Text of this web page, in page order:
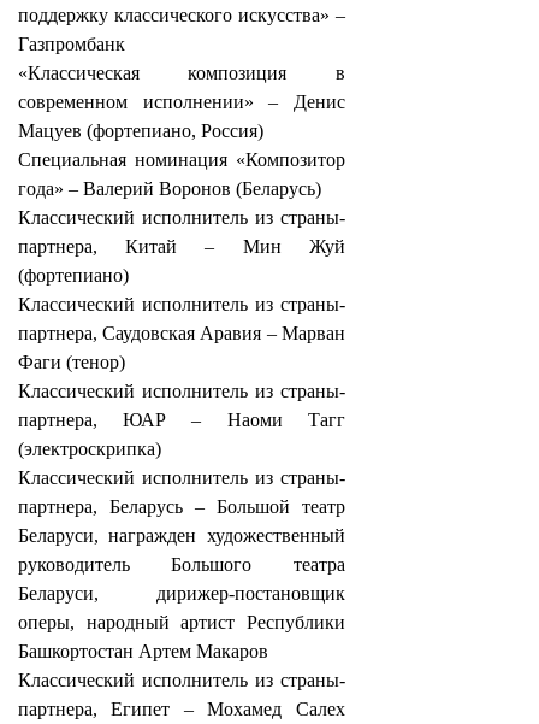
поддержку классического искусства» –
Газпромбанк
«Классическая композиция в
современном исполнении» – Денис
Мацуев (фортепиано, Россия)
Специальная номинация «Композитор
года» – Валерий Воронов (Беларусь)
Классический исполнитель из страны-
партнера, Китай – Мин Жуй
(фортепиано)
Классический исполнитель из страны-
партнера, Саудовская Аравия – Марван
Фаги (тенор)
Классический исполнитель из страны-
партнера, ЮАР – Наоми Тагг
(электроскрипка)
Классический исполнитель из страны-
партнера, Беларусь – Большой театр
Беларуси, награжден художественный
руководитель Большого театра
Беларуси, дирижер-постановщик
оперы, народный артист Республики
Башкортостан Артем Макаров
Классический исполнитель из страны-
партнера, Египет – Мохамед Салех